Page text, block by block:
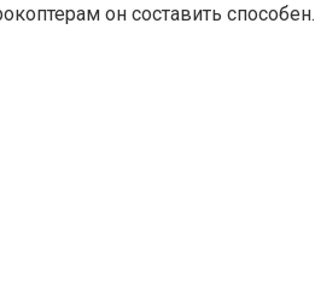
он составить способен.